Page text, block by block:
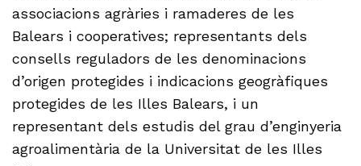
associacions agràries i ramaderes de les
Balears i cooperatives; representants dels
consells reguladors de les denominacions
d’origen protegides i indicacions geogràfiques
protegides de les Illes Balears, i un
representant dels estudis del grau d’enginyeria
agroalimentària de la Universitat de les Illes